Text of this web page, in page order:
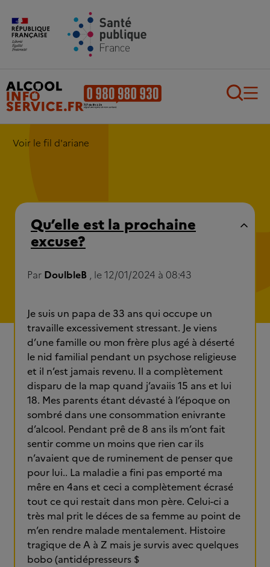
Aller au contenu principal
Voir le fil d'ariane
Qu’elle est la prochaine
excuse?
Par DoulbleB , le 12/01/2024 à 08:43
Je suis un papa de 33 ans qui occupe un
travaille excessivement stressant. Je viens
d’une famille ou mon frère plus agé à déserté
le nid familial pendant un psychose religieuse
et il n’est jamais revenu. Il a complètement
disparu de la map quand j’avaiis 15 ans et lui
18. Mes parents étant dévasté à l’époque on
sombré dans une consommation enivrante
d’alcool. Pendant prê de 8 ans ils m’ont fait
sentir comme un moins que rien car ils
n’avaient que de ruminement de penser que
pour lui.. La maladie a fini pas emporté ma
mêre en 4ans et ceci a complètement écrasé
tout ce qui restait dans mon père. Celui-ci a
très mal prit le déces de sa femme au point de
m’en rendre malade mentalement. Histoire
tragique de A à Z mais je survis avec quelques
bobo (antidépresseurs $